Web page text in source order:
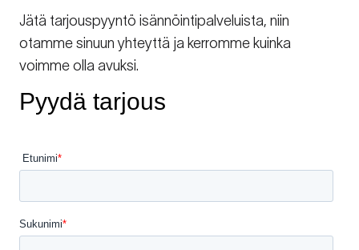
Jätä tarjouspyyntö isännöintipalveluista, niin
otamme sinuun yhteyttä ja kerromme kuinka
voimme olla avuksi.